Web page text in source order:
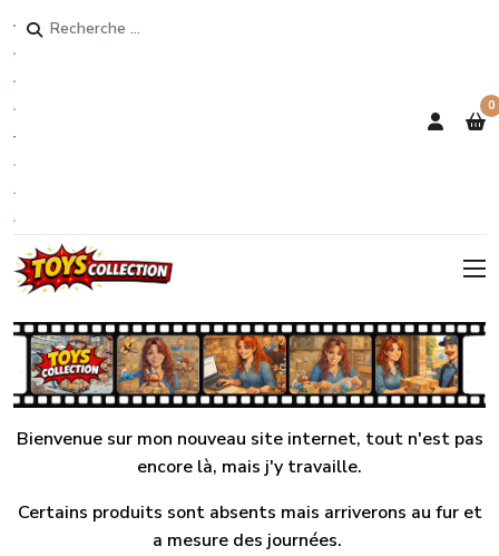
Rechercher
0
Bienvenue sur mon nouveau site internet, tout n'est pas
encore là, mais j'y travaille.
Certains produits sont absents mais arriverons au fur et
a mesure des journées.